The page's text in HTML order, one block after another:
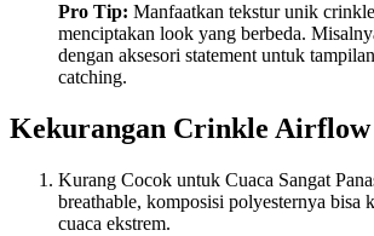
Pro Tip: Manfaatkan tekstur unik
menciptakan look yang berbeda.
dengan aksesori statement untuk
catching.
Kekurangan Crinkle
Kurang Cocok untuk Cuaca Sangat
breathable, komposisi polyesternya bisa
cuaca ekstrem.